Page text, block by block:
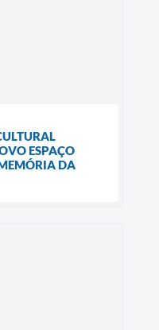
ESPAÇO
DA